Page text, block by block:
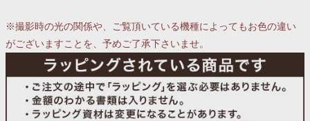
※撮影時の光の関係や、ご覧頂いている機種によってもお色の違い
がございますことを、予めご了承下さいませ。